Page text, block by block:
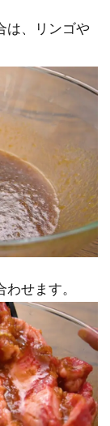
は、リンゴや
せます。